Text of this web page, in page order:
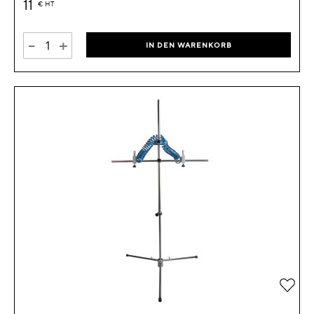
11 € HT
- + IN DEN WARENKORB
Zur